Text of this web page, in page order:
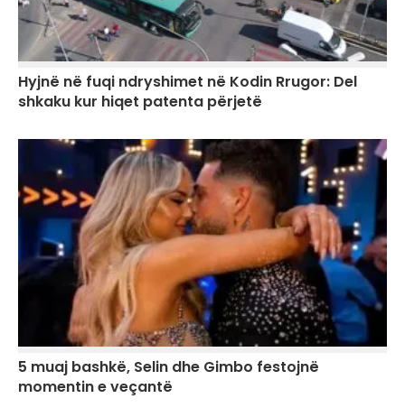
Hyjnë në fuqi ndryshimet në Kodin Rrugor: Del
shkaku kur hiqet patenta përjetë
5 muaj bashkë, Selin dhe Gimbo festojnë
momentin e veçantë